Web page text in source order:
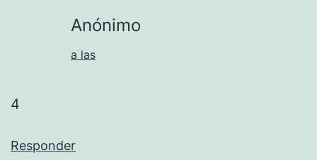
Anónimo
a las
4
Responder